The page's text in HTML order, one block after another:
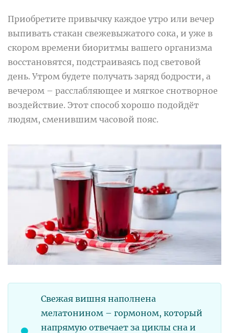
Приобретите привычку каждое утро или вечер
выпивать стакан свежевыжатого сока, и уже в
скором времени биоритмы вашего организма
восстановятся, подстраиваясь под световой
день. Утром будете получать заряд бодрости, а
вечером – расслабляющее и мягкое снотворное
воздействие. Этот способ хорошо подойдёт
людям, сменившим часовой пояс.
Свежая вишня наполнена
мелатонином – гормоном, который
напрямую отвечает за циклы сна и